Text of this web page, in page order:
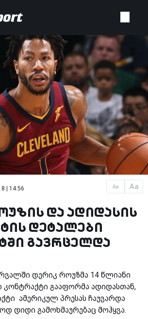
Aa Aa
| 14:56
და ადიდასის
დეტალები
გავრცელდა
დერიკ როუზმა 14 წლიანი
კონტრაქტი გააფორმა ადიდასთან,
ამერიკულ პრესას ჩაუვარდა
დიდი გამოხმაურებაც მოჰყვა.